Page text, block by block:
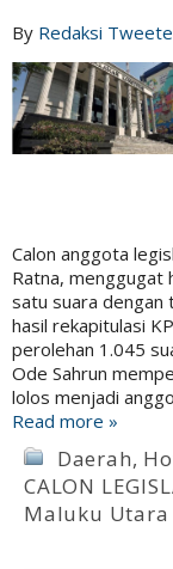
By Redaksi
Calon anggota
Ratna, menggugat
satu suara dengan
hasil rekapitulasi
perolehan 1.045
Ode Sahrun
lolos menjadi
Read more »
Daerah,
CALON
Maluku Utara